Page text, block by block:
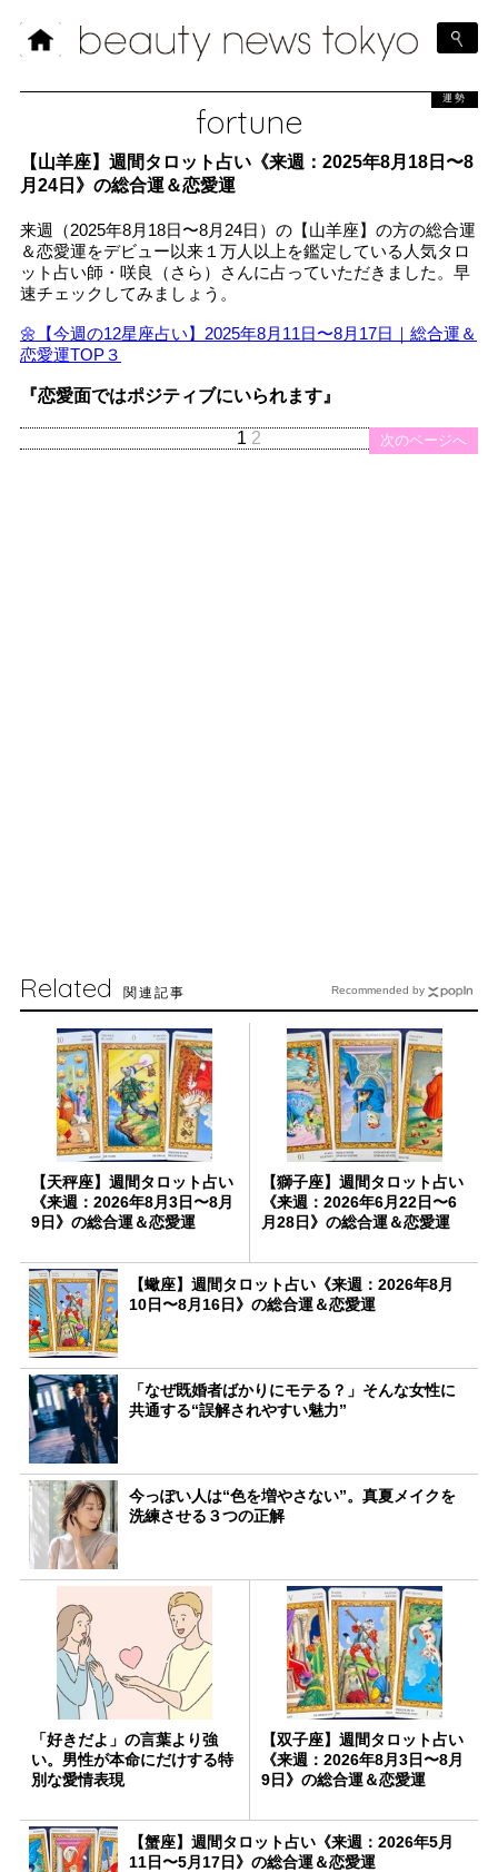
fortune
運勢
【山羊座】週間タロット占い《来週：2025年8月18日〜8
月24日》の総合運＆恋愛運
来週（2025年8月18日〜8月24日）の【山羊座】の方の総合運
＆恋愛運をデビュー以来１万人以上を鑑定している人気タロ
ット占い師・咲良（さら）さんに占っていただきました。早
速チェックしてみましょう。
🌼【今週の12星座占い】2025年8月11日〜8月17日｜総合運＆
恋愛運TOP３
『恋愛面ではポジティブにいられます』
次のページへ
1 2
Related 関連記事
【天秤座】週間タロット占い
《来週：2026年8月3日〜8月
9日》の総合運＆恋愛運
【獅子座】週間タロット占い
《来週：2026年6月22日〜6
月28日》の総合運＆恋愛運
【蠍座】週間タロット占い《来週：2026年8月
10日〜8月16日》の総合運＆恋愛運
「なぜ既婚者ばかりにモテる？」そんな女性に
共通する“誤解されやすい魅力”
今っぽい人は“色を増やさない”。真夏メイクを
洗練させる３つの正解
「好きだよ」の言葉より強
い。男性が本命にだけする特
別な愛情表現
【双子座】週間タロット占い
《来週：2026年8月3日〜8月
9日》の総合運＆恋愛運
【蟹座】週間タロット占い《来週：2026年5月
11日〜5月17日》の総合運＆恋愛運
Recommended by